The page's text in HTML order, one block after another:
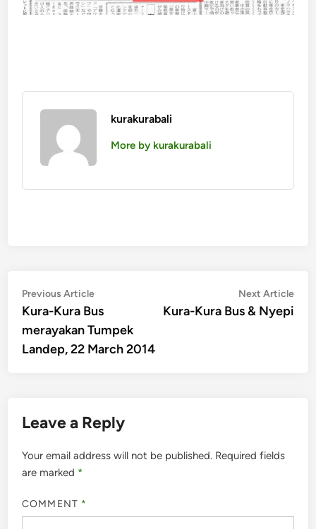
kurakurabali
More by kurakurabali
Post
navigation
Previous ArticlePrevious
article:
Kura-Kura Bus
merayakan Tumpek
Landep, 22 March 2014
Next Article
Kura-Kura Bus & Nyepi
Leave a Reply
Your email address will not be published. Required fields
are marked *
COMMENT *